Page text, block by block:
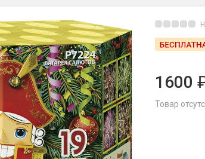
Петарды
Терочные
Фитильные
Лимонки, гранаты
Корсары
Летающие и наземные
Бабочки, пчелы
Жуки
1600
Товар